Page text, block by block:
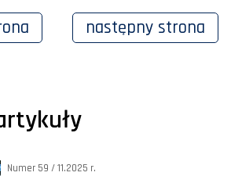
następny strona
Numer 59 / 11.2025 r.